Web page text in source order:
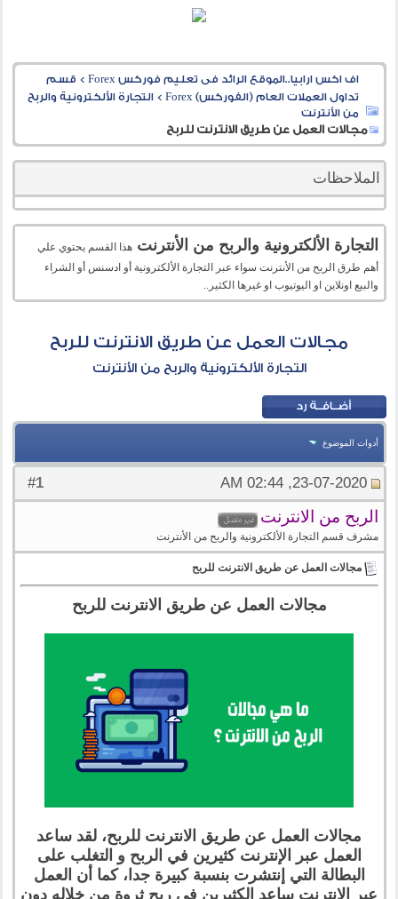
اف اكس ارابيا..الموقع الرائد فى تعليم فوركس Forex > قسم
تداول العملات العام (الفوركس) Forex
>التجارة الألكترونية والربح
من الأنترنت
مجالات العمل عن طريق الانترنت للربح
الملاحظات
التجارة الألكترونية والربح من الأنترنت هذا القسم يحتوي علي
أهم طرق الربح من الأنترنت سواء عبر التجارة الألكترونية أو ادسنس أو الشراء
والبيع اونلاين او اليوتيوب او غيرها الكثير..
مجالات العمل عن طريق الانترنت للربح
التجارة الألكترونية والربح من الأنترنت
أدوات الموضوع
#
1 23-07-2020, 02:44 AM
الربح من الانترنت
مشرف قسم التجارة الألكترونية والربح من الأنترنت
مجالات العمل عن طريق الانترنت للربح
مجالات العمل عن طريق الانترنت للربح
مجالات العمل عن طريق الانترنت للربح، لقد ساعد
العمل عبر الإنترنت كثيرين في الربح و التغلب على
البطالة التي إنتشرت بنسبة كبيرة جدا، كما أن العمل
عبر الإنترنت ساعد الكثيرين في ربح ثروة من خلاله دون